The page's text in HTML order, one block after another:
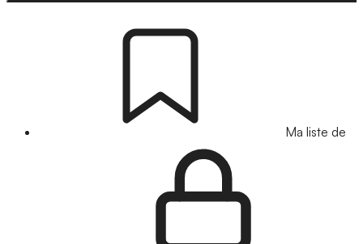
Ma liste de